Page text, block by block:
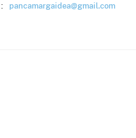
pancamargaidea@gmail.com